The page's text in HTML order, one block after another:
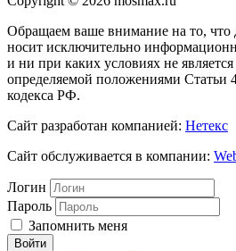
Обращаем ваше внимание на то, что
носит исключительно
и ни при каких условиях не
определяемой положениями Статьи
кодекса РФ.
Сайт разработан компанией: Нетекс
Сайт обслуживается в компании:
Логин
Пароль
Запомнить меня